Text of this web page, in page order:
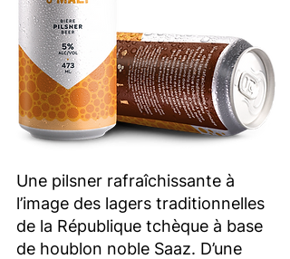
Une pilsner rafraîchissante à
l’image des lagers traditionnelles
de la République tchèque à base
de houblon noble Saaz. D’une